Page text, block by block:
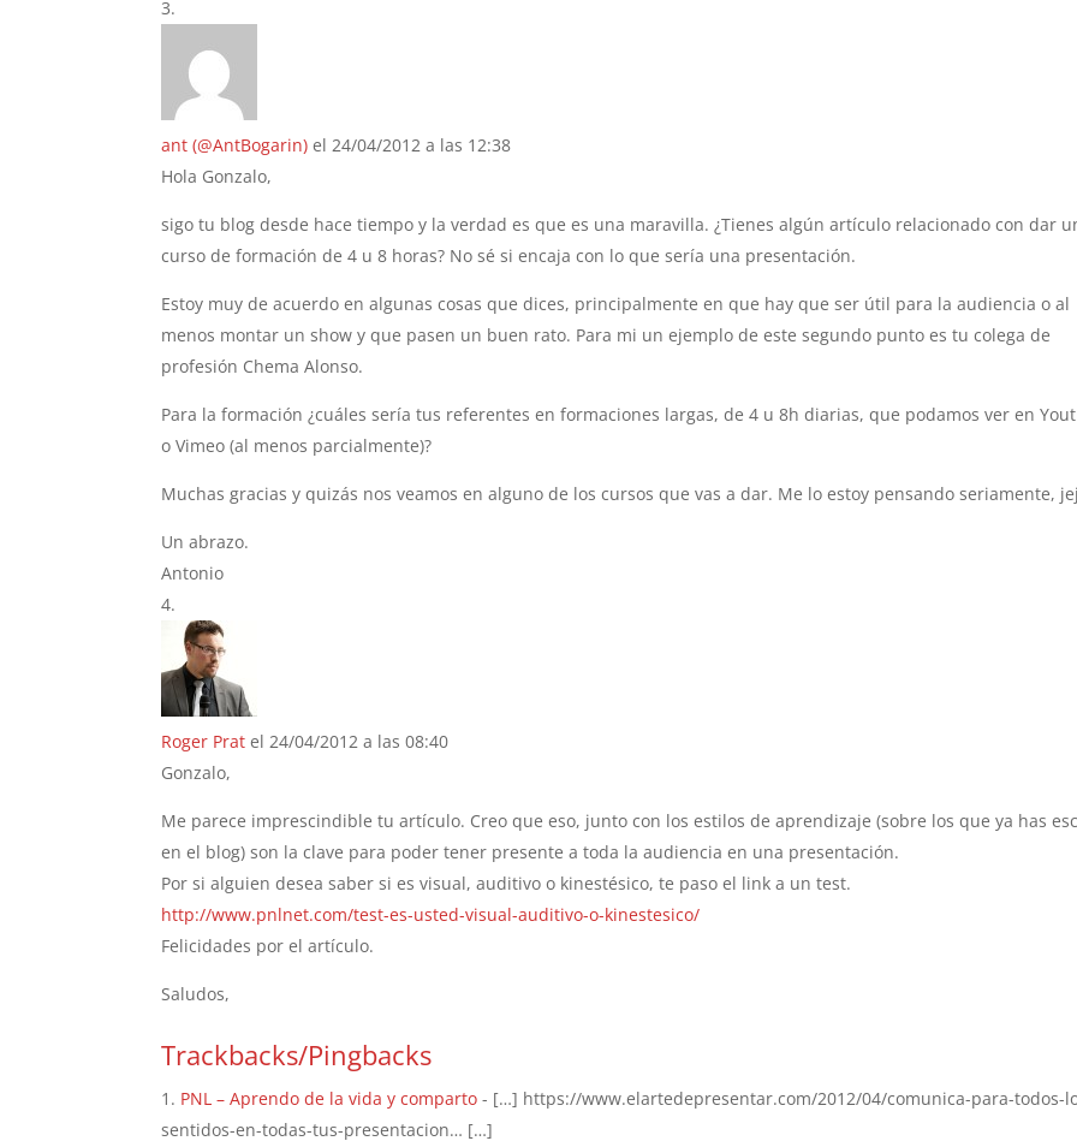
ant (@AntBogarin) el 24/04/2012 a las 12:38
Hola Gonzalo,
sigo tu blog desde hace tiempo y la verdad es que es una maravilla. ¿Tienes algún artículo relacionado con dar
curso de formación de 4 u 8 horas? No sé si encaja con lo que sería una presentación.
Estoy muy de acuerdo en algunas cosas que dices, principalmente en que hay que ser útil para la audiencia o al
menos montar un show y que pasen un buen rato. Para mi un ejemplo de este segundo punto es tu colega de
profesión Chema Alonso.
Para la formación ¿cuáles sería tus referentes en formaciones largas, de 4 u 8h diarias, que podamos ver en
o Vimeo (al menos parcialmente)?
Muchas gracias y quizás nos veamos en alguno de los cursos que vas a dar. Me lo estoy pensando seriamente,
Un abrazo.
Antonio
Roger Prat el 24/04/2012 a las 08:40
Gonzalo,
Me parece imprescindible tu artículo. Creo que eso, junto con los estilos de aprendizaje (sobre los que ya has
en el blog) son la clave para poder tener presente a toda la audiencia en una presentación.
Por si alguien desea saber si es visual, auditivo o kinestésico, te paso el link a un test.
http://www.pnlnet.com/test-es-usted-visual-auditivo-o-kinestesico/
Felicidades por el artículo.
Saludos,
Trackbacks/Pingbacks
PNL – Aprendo de la vida y comparto - […] https://www.elartedepresentar.com/2012/04/comunica-para-todos-
sentidos-en-todas-tus-presentacion… […]